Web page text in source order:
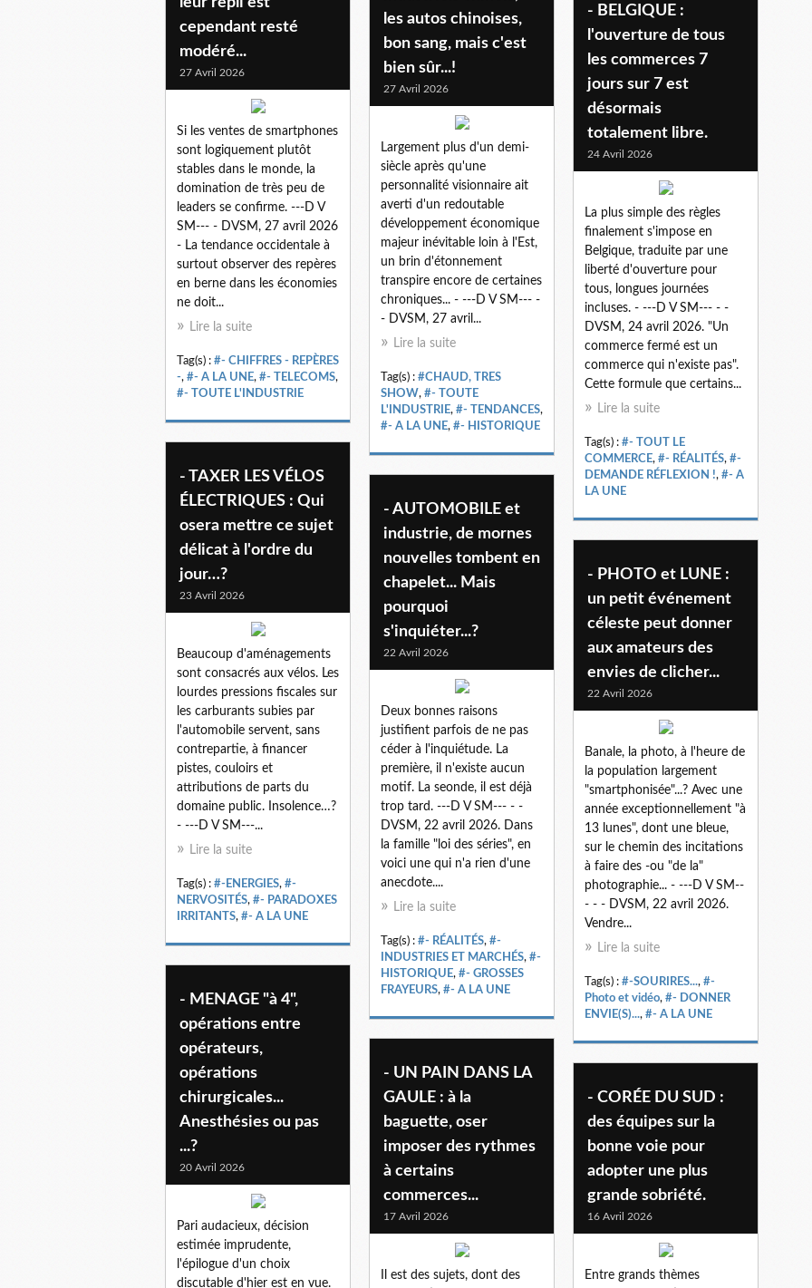
cependant resté
modéré...
27 Avril 2026
Si les ventes de smartphones
sont logiquement plutôt
stables dans le monde, la
domination de très peu de
leaders se confirme. ---D V
SM--- - DVSM, 27 avril 2026
- La tendance occidentale à
surtout observer des repères
en berne dans les économies
ne doit...
Lire la suite
Tag(s) : #- CHIFFRES - REPÈRES
-, #- A LA UNE, #- TELECOMS,
#- TOUTE L'INDUSTRIE
les autos chinoises,
bon sang, mais c'est
bien sûr...!
27 Avril 2026
Largement plus d'un demi-
siècle après qu'une
personnalité visionnaire ait
averti d'un redoutable
développement économique
majeur inévitable loin à l'Est,
un brin d'étonnement
transpire encore de certaines
chroniques... - ---D V SM--- -
- DVSM, 27 avril...
Lire la suite
Tag(s) : #CHAUD, TRES
SHOW, #- TOUTE
L'INDUSTRIE, #- TENDANCES,
#- A LA UNE, #- HISTORIQUE
- BELGIQUE :
l'ouverture de tous
les commerces 7
jours sur 7 est
désormais
totalement libre.
24 Avril 2026
La plus simple des règles
finalement s'impose en
Belgique, traduite par une
liberté d'ouverture pour
tous, longues journées
incluses. - ---D V SM--- - -
DVSM, 24 avril 2026. "Un
commerce fermé est un
commerce qui n'existe pas".
Cette formule que certains...
Lire la suite
Tag(s) : #- TOUT LE
COMMERCE, #- RÉALITÉS, #-
DEMANDE RÉFLEXION !, #- A
LA UNE
- TAXER LES VÉLOS
ÉLECTRIQUES : Qui
osera mettre ce sujet
délicat à l'ordre du
jour…?
23 Avril 2026
Beaucoup d'aménagements
sont consacrés aux vélos. Les
lourdes pressions fiscales sur
les carburants subies par
l'automobile servent, sans
contrepartie, à financer
pistes, couloirs et
attributions de parts du
domaine public. Insolence…?
- ---D V SM---...
Lire la suite
Tag(s) : #-ENERGIES, #-
NERVOSITÉS, #- PARADOXES
IRRITANTS, #- A LA UNE
- AUTOMOBILE et
industrie, de mornes
nouvelles tombent en
chapelet... Mais
pourquoi
s'inquiéter...?
22 Avril 2026
Deux bonnes raisons
justifient parfois de ne pas
céder à l'inquiétude. La
première, il n'existe aucun
motif. La seonde, il est déjà
trop tard. ---D V SM--- - -
DVSM, 22 avril 2026. Dans
la famille "loi des séries", en
voici une qui n'a rien d'une
anecdote....
Lire la suite
Tag(s) : #- RÉALITÉS, #-
INDUSTRIES ET MARCHÉS, #-
HISTORIQUE, #- GROSSES
FRAYEURS, #- A LA UNE
- PHOTO et LUNE :
un petit événement
céleste peut donner
aux amateurs des
envies de clicher...
22 Avril 2026
Banale, la photo, à l'heure de
la population largement
"smartphonisée"...? Avec une
année exceptionnellement "à
13 lunes", dont une bleue,
sur le chemin des incitations
à faire des -ou "de la"
photographie... - ---D V SM--
- - - DVSM, 22 avril 2026.
Vendre...
Lire la suite
Tag(s) : #-SOURIRES..., #-
Photo et vidéo, #- DONNER
ENVIE(S)..., #- A LA UNE
- MENAGE "à 4",
opérations entre
opérateurs,
opérations
chirurgicales...
Anesthésies ou pas
...?
20 Avril 2026
Pari audacieux, décision
estimée imprudente,
l'épilogue d'un choix
discutable d'hier est en vue.
- UN PAIN DANS LA
GAULE : à la
baguette, oser
imposer des rythmes
à certains
commerces...
17 Avril 2026
Il est des sujets, dont des
- CORÉE DU SUD :
des équipes sur la
bonne voie pour
adopter une plus
grande sobriété.
16 Avril 2026
Entre grands thèmes